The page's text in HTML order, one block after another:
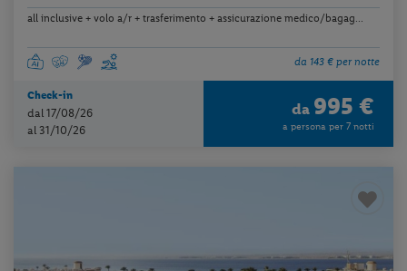
all inclusive + volo a/r + trasferimento + assicurazione medico/bagag...
da 143 € per notte
Check-in
dal 17/08/26
al 31/10/26
da 995 €
a persona per 7 notti